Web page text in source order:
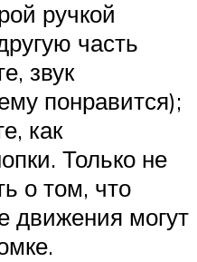
ручкой
часть
звук
понравится);
как
Только не
о том, что
движения могут